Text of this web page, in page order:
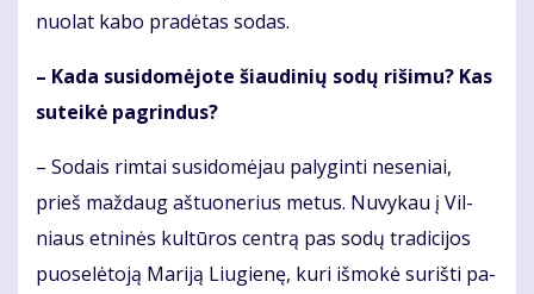
nuo­lat ka­bo pra­dė­tas so­das.
– Ka­da su­si­do­mė­jo­te šiau­di­nių so­dų ri­ši­mu? Kas
su­tei­kė pa­grin­dus?
– So­dais rim­tai su­si­do­mė­jau pa­ly­gin­ti ne­se­niai,
prieš maž­daug aš­tuo­ne­rius me­tus. Nu­vy­kau į Vil­
niaus et­ni­nės kul­tū­ros cen­trą pas so­dų tra­di­ci­jos
puo­se­lė­to­ją Ma­ri­ją Liu­gie­nę, ku­ri iš­mo­kė su­riš­ti pa­